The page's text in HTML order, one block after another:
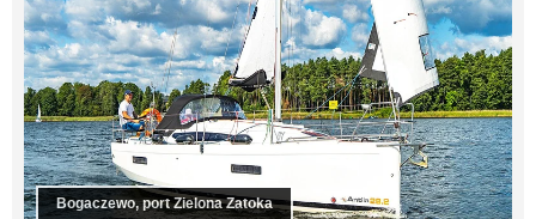
Bogaczewo, port Zielona Zatoka